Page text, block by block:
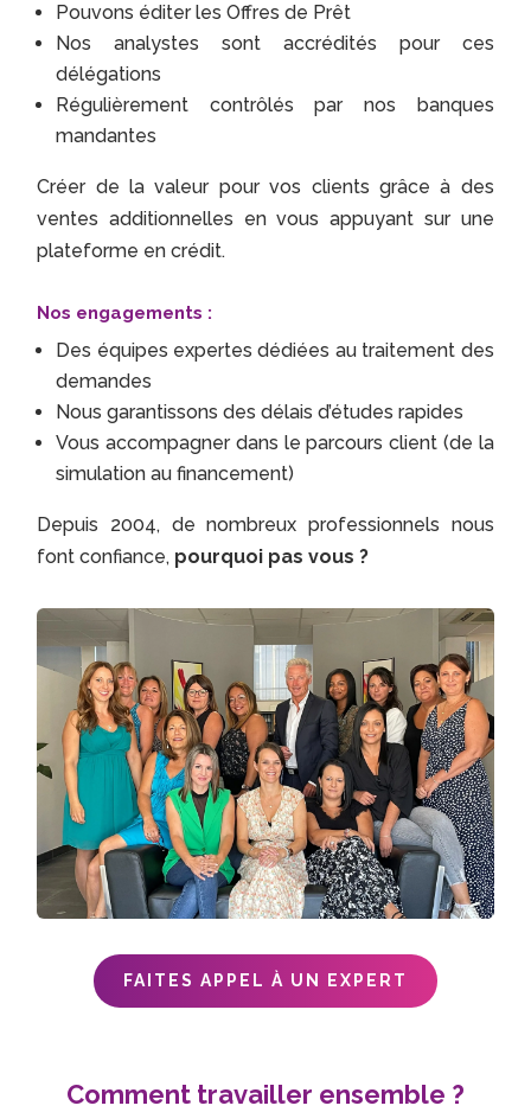
Pouvons éditer les Offres de Prêt
Nos analystes sont accrédités pour ces
délégations
Régulièrement contrôlés par nos banques
mandantes
Créer de la valeur pour vos clients grâce à des
ventes additionnelles en vous appuyant sur une
plateforme en crédit.
Nos engagements :
Des équipes expertes dédiées au traitement des
demandes
Nous garantissons des délais d’études rapides
Vous accompagner dans le parcours client (de la
simulation au financement)
Depuis 2004, de nombreux professionnels nous
font confiance, pourquoi pas vous ?
FAITES APPEL À UN EXPERT
Comment travailler ensemble ?